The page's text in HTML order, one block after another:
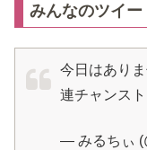
みんなのツイー
今日はありま
連チャンス
— みるちぃ